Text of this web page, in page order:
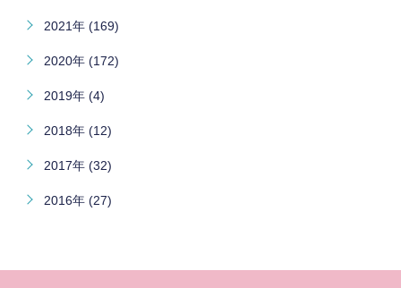
2021年 (169)
2020年 (172)
2019年 (4)
2018年 (12)
2017年 (32)
2016年 (27)